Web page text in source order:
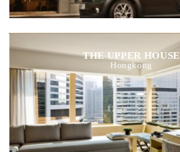
THE UPPER HOUSE
Hongkong